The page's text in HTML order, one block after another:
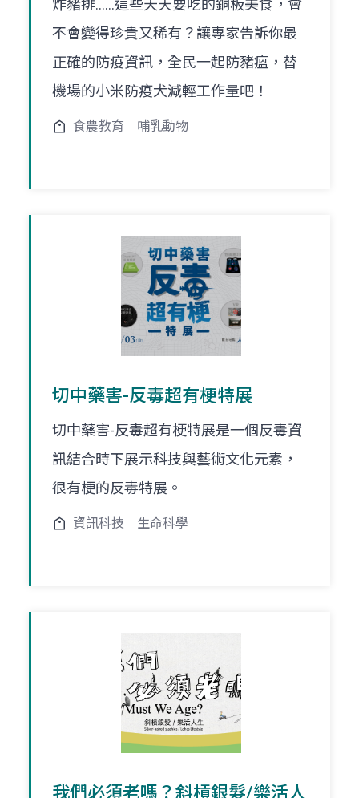
炸豬排……這些天天要吃的銅板美食，會
不會變得珍貴又稀有？讓專家告訴你最
正確的防疫資訊，全民一起防豬瘟，替
機場的小米防疫犬減輕工作量吧！
食農教育 哺乳動物
切中藥害-反毒超有梗特展
切中藥害-反毒超有梗特展是一個反毒資
訊結合時下展示科技與藝術文化元素，
很有梗的反毒特展。
資訊科技 生命科學
我們必須老嗎？斜槓銀髮/樂活人